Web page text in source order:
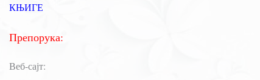
КЊИГЕ
Препорука:
Веб-сајт: